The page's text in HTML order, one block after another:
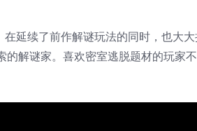
在延续了前作解谜玩法的同时，也大
的解谜家。喜欢密室逃脱题材的玩家